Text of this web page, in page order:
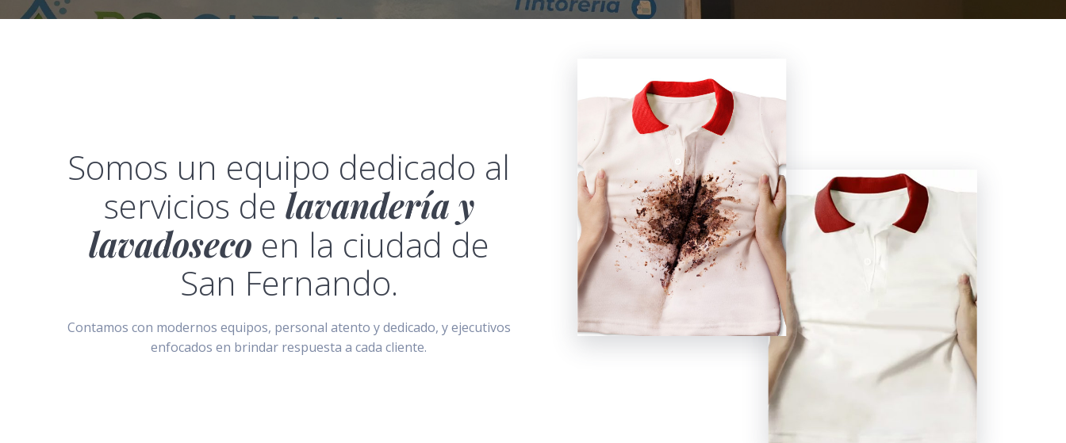
Somos un equipo dedicado al
servicios de lavandería y
lavadoseco en la ciudad de
San Fernando.
Contamos con modernos equipos, personal atento y dedicado, y ejecutivos
enfocados en brindar respuesta a cada cliente.